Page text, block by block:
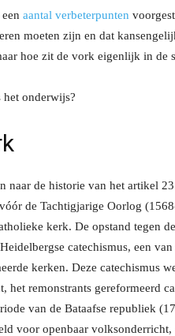
aantal verbeterpunten
moeten zijn en dat
hoe zit de vork eigenlijk in de
onderwijs?
de historie van het artikel
de Tachtigjarige Oorlog
kerk. De opstand tegen
catechismus, een
kerken. Deze catechismus
het remonstrants gereformeerd
van de Bataafse republiek
voor openbaar